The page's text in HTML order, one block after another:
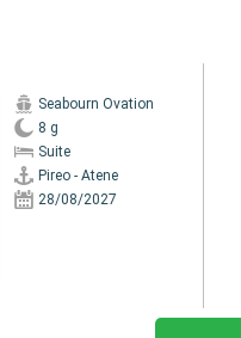
Seabourn Ovation
8 g
Suite
Pireo - Atene
28/08/2027